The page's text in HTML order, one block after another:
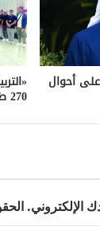
أحوال
270 طالباً وطالبة
الإلكتروني.